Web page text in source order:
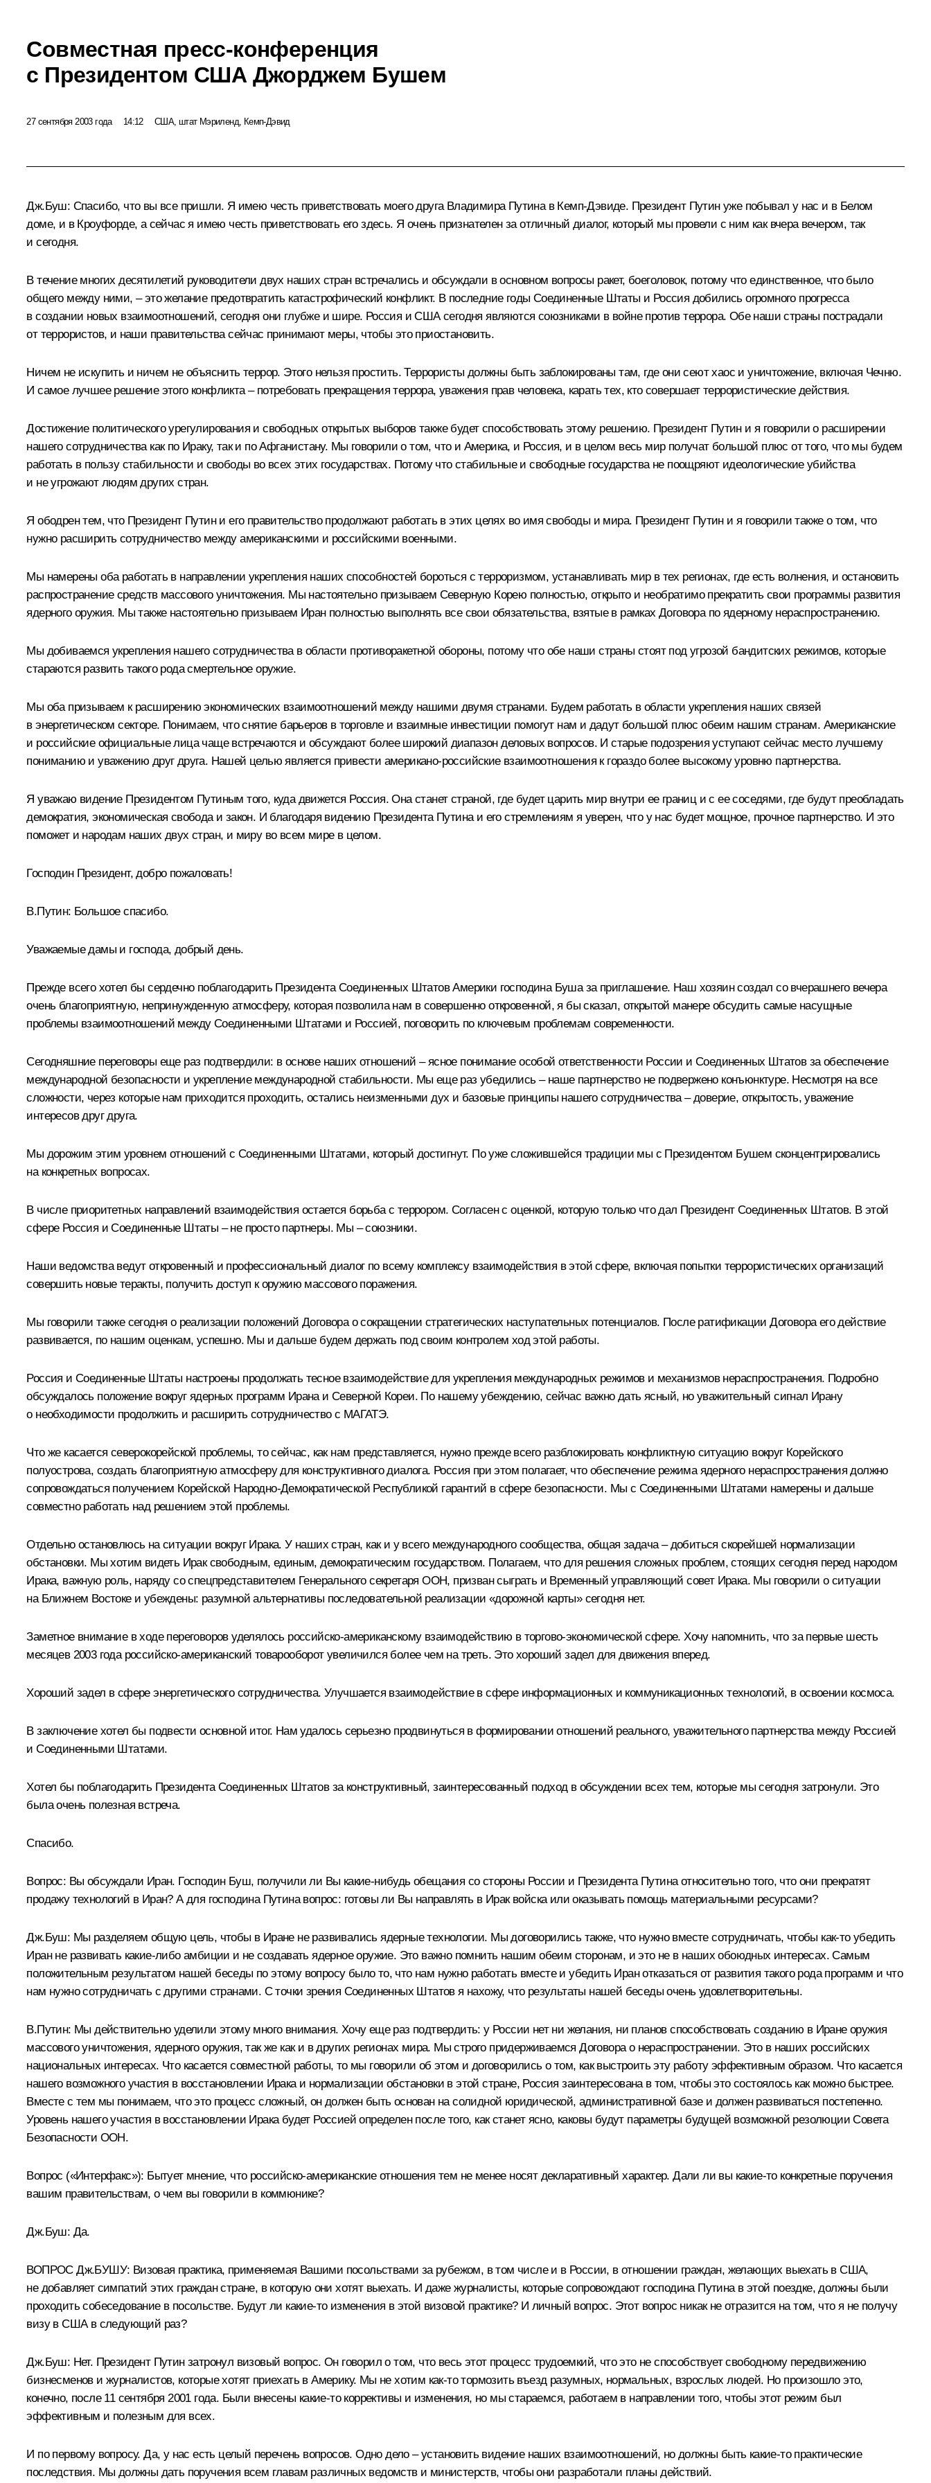
Совместная пресс-конференция
с Президентом США Джорджем Бушем
27 сентября 2003 года 14:12 США, штат Мэриленд, Кемп-Дэвид
Дж.Буш: Спасибо, что вы все пришли. Я имею честь приветствовать моего друга Владимира Путина в Кемп-Дэвиде. Президент Путин уже побывал у нас и в Белом
доме, и в Кроуфорде, а сейчас я имею честь приветствовать его здесь. Я очень признателен за отличный диалог, который мы провели с ним как вчера вечером, так
и сегодня.
В течение многих десятилетий руководители двух наших стран встречались и обсуждали в основном вопросы ракет, боеголовок, потому что единственное, что было
общего между ними, – это желание предотвратить катастрофический конфликт. В последние годы Соединенные Штаты и Россия добились огромного прогресса
в создании новых взаимоотношений, сегодня они глубже и шире. Россия и США сегодня являются союзниками в войне против террора. Обе наши страны пострадали
от террористов, и наши правительства сейчас принимают меры, чтобы это приостановить.
Ничем не искупить и ничем не объяснить террор. Этого нельзя простить. Террористы должны быть заблокированы там, где они сеют хаос и уничтожение, включая Чечню.
И самое лучшее решение этого конфликта – потребовать прекращения террора, уважения прав человека, карать тех, кто совершает террористические действия.
Достижение политического урегулирования и свободных открытых выборов также будет способствовать этому решению. Президент Путин и я говорили о расширении
нашего сотрудничества как по Ираку, так и по Афганистану. Мы говорили о том, что и Америка, и Россия, и в целом весь мир получат большой плюс от того, что мы будем
работать в пользу стабильности и свободы во всех этих государствах. Потому что стабильные и свободные государства не поощряют идеологические убийства
и не угрожают людям других стран.
Я ободрен тем, что Президент Путин и его правительство продолжают работать в этих целях во имя свободы и мира. Президент Путин и я говорили также о том, что
нужно расширить сотрудничество между американскими и российскими военными.
Мы намерены оба работать в направлении укрепления наших способностей бороться с терроризмом, устанавливать мир в тех регионах, где есть волнения, и остановить
распространение средств массового уничтожения. Мы настоятельно призываем Северную Корею полностью, открыто и необратимо прекратить свои программы развития
ядерного оружия. Мы также настоятельно призываем Иран полностью выполнять все свои обязательства, взятые в рамках Договора по ядерному нераспространению.
Мы добиваемся укрепления нашего сотрудничества в области противоракетной обороны, потому что обе наши страны стоят под угрозой бандитских режимов, которые
стараются развить такого рода смертельное оружие.
Мы оба призываем к расширению экономических взаимоотношений между нашими двумя странами. Будем работать в области укрепления наших связей
в энергетическом секторе. Понимаем, что снятие барьеров в торговле и взаимные инвестиции помогут нам и дадут большой плюс обеим нашим странам. Американские
и российские официальные лица чаще встречаются и обсуждают более широкий диапазон деловых вопросов. И старые подозрения уступают сейчас место лучшему
пониманию и уважению друг друга. Нашей целью является привести американо-российские взаимоотношения к гораздо более высокому уровню партнерства.
Я уважаю видение Президентом Путиным того, куда движется Россия. Она станет страной, где будет царить мир внутри ее границ и с ее соседями, где будут преобладать
демократия, экономическая свобода и закон. И благодаря видению Президента Путина и его стремлениям я уверен, что у нас будет мощное, прочное партнерство. И это
поможет и народам наших двух стран, и миру во всем мире в целом.
Господин Президент, добро пожаловать!
В.Путин: Большое спасибо.
Уважаемые дамы и господа, добрый день.
Прежде всего хотел бы сердечно поблагодарить Президента Соединенных Штатов Америки господина Буша за приглашение. Наш хозяин создал со вчерашнего вечера
очень благоприятную, непринужденную атмосферу, которая позволила нам в совершенно откровенной, я бы сказал, открытой манере обсудить самые насущные
проблемы взаимоотношений между Соединенными Штатами и Россией, поговорить по ключевым проблемам современности.
Сегодняшние переговоры еще раз подтвердили: в основе наших отношений – ясное понимание особой ответственности России и Соединенных Штатов за обеспечение
международной безопасности и укрепление международной стабильности. Мы еще раз убедились – наше партнерство не подвержено конъюнктуре. Несмотря на все
сложности, через которые нам приходится проходить, остались неизменными дух и базовые принципы нашего сотрудничества – доверие, открытость, уважение
интересов друг друга.
Мы дорожим этим уровнем отношений с Соединенными Штатами, который достигнут. По уже сложившейся традиции мы с Президентом Бушем сконцентрировались
на конкретных вопросах.
В числе приоритетных направлений взаимодействия остается борьба с террором. Согласен с оценкой, которую только что дал Президент Соединенных Штатов. В этой
сфере Россия и Соединенные Штаты – не просто партнеры. Мы – союзники.
Наши ведомства ведут откровенный и профессиональный диалог по всему комплексу взаимодействия в этой сфере, включая попытки террористических организаций
совершить новые теракты, получить доступ к оружию массового поражения.
Мы говорили также сегодня о реализации положений Договора о сокращении стратегических наступательных потенциалов. После ратификации Договора его действие
развивается, по нашим оценкам, успешно. Мы и дальше будем держать под своим контролем ход этой работы.
Россия и Соединенные Штаты настроены продолжать тесное взаимодействие для укрепления международных режимов и механизмов нераспространения. Подробно
обсуждалось положение вокруг ядерных программ Ирана и Северной Кореи. По нашему убеждению, сейчас важно дать ясный, но уважительный сигнал Ирану
о необходимости продолжить и расширить сотрудничество с МАГАТЭ.
Что же касается северокорейской проблемы, то сейчас, как нам представляется, нужно прежде всего разблокировать конфликтную ситуацию вокруг Корейского
полуострова, создать благоприятную атмосферу для конструктивного диалога. Россия при этом полагает, что обеспечение режима ядерного нераспространения должно
сопровождаться получением Корейской Народно-Демократической Республикой гарантий в сфере безопасности. Мы с Соединенными Штатами намерены и дальше
совместно работать над решением этой проблемы.
Отдельно остановлюсь на ситуации вокруг Ирака. У наших стран, как и у всего международного сообщества, общая задача – добиться скорейшей нормализации
обстановки. Мы хотим видеть Ирак свободным, единым, демократическим государством. Полагаем, что для решения сложных проблем, стоящих сегодня перед народом
Ирака, важную роль, наряду со спецпредставителем Генерального секретаря ООН, призван сыграть и Временный управляющий совет Ирака. Мы говорили о ситуации
на Ближнем Востоке и убеждены: разумной альтернативы последовательной реализации «дорожной карты» сегодня нет.
Заметное внимание в ходе переговоров уделялось российско-американскому взаимодействию в торгово-экономической сфере. Хочу напомнить, что за первые шесть
месяцев 2003 года российско-американский товарооборот увеличился более чем на треть. Это хороший задел для движения вперед.
Хороший задел в сфере энергетического сотрудничества. Улучшается взаимодействие в сфере информационных и коммуникационных технологий, в освоении космоса.
В заключение хотел бы подвести основной итог. Нам удалось серьезно продвинуться в формировании отношений реального, уважительного партнерства между Россией
и Соединенными Штатами.
Хотел бы поблагодарить Президента Соединенных Штатов за конструктивный, заинтересованный подход в обсуждении всех тем, которые мы сегодня затронули. Это
была очень полезная встреча.
Спасибо.
Вопрос: Вы обсуждали Иран. Господин Буш, получили ли Вы какие‑нибудь обещания со стороны России и Президента Путина относительно того, что они прекратят
продажу технологий в Иран? А для господина Путина вопрос: готовы ли Вы направлять в Ирак войска или оказывать помощь материальными ресурсами?
Дж.Буш: Мы разделяем общую цель, чтобы в Иране не развивались ядерные технологии. Мы договорились также, что нужно вместе сотрудничать, чтобы как‑то убедить
Иран не развивать какие‑либо амбиции и не создавать ядерное оружие. Это важно помнить нашим обеим сторонам, и это не в наших обоюдных интересах. Самым
положительным результатом нашей беседы по этому вопросу было то, что нам нужно работать вместе и убедить Иран отказаться от развития такого рода программ и что
нам нужно сотрудничать с другими странами. С точки зрения Соединенных Штатов я нахожу, что результаты нашей беседы очень удовлетворительны.
В.Путин: Мы действительно уделили этому много внимания. Хочу еще раз подтвердить: у России нет ни желания, ни планов способствовать созданию в Иране оружия
массового уничтожения, ядерного оружия, так же как и в других регионах мира. Мы строго придерживаемся Договора о нераспространении. Это в наших российских
национальных интересах. Что касается совместной работы, то мы говорили об этом и договорились о том, как выстроить эту работу эффективным образом. Что касается
нашего возможного участия в восстановлении Ирака и нормализации обстановки в этой стране, Россия заинтересована в том, чтобы это состоялось как можно быстрее.
Вместе с тем мы понимаем, что это процесс сложный, он должен быть основан на солидной юридической, административной базе и должен развиваться постепенно.
Уровень нашего участия в восстановлении Ирака будет Россией определен после того, как станет ясно, каковы будут параметры будущей возможной резолюции Совета
Безопасности ООН.
Вопрос («Интерфакс»): Бытует мнение, что российско-американские отношения тем не менее носят декларативный характер. Дали ли вы какие‑то конкретные поручения
вашим правительствам, о чем вы говорили в коммюнике?
Дж.Буш: Да.
ВОПРОС Дж.БУШУ: Визовая практика, применяемая Вашими посольствами за рубежом, в том числе и в России, в отношении граждан, желающих выехать в США,
не добавляет симпатий этих граждан стране, в которую они хотят выехать. И даже журналисты, которые сопровождают господина Путина в этой поездке, должны были
проходить собеседование в посольстве. Будут ли какие‑то изменения в этой визовой практике? И личный вопрос. Этот вопрос никак не отразится на том, что я не получу
визу в США в следующий раз?
Дж.Буш: Нет. Президент Путин затронул визовый вопрос. Он говорил о том, что весь этот процесс трудоемкий, что это не способствует свободному передвижению
бизнесменов и журналистов, которые хотят приехать в Америку. Мы не хотим как‑то тормозить въезд разумных, нормальных, взрослых людей. Но произошло это,
конечно, после 11 сентября 2001 года. Были внесены какие‑то коррективы и изменения, но мы стараемся, работаем в направлении того, чтобы этот режим был
эффективным и полезным для всех.
И по первому вопросу. Да, у нас есть целый перечень вопросов. Одно дело – установить видение наших взаимоотношений, но должны быть какие‑то практические
последствия. Мы должны дать поручения всем главам различных ведомств и министерств, чтобы они разработали планы действий.